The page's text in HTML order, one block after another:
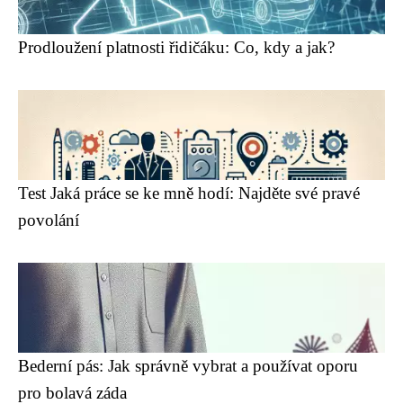
Prodloužení platnosti řidičáku: Co, kdy a jak?
Test Jaká práce se ke mně hodí: Najděte své pravé
povolání
Bederní pás: Jak správně vybrat a používat oporu
pro bolavá záda